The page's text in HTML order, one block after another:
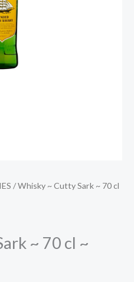
/ Whisky ~ Cutty Sark ~ 70 cl
~ 70 cl ~